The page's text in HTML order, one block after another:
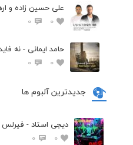
علی حسین زاده و
0
0
حامد ایمانی - نه
0
0
جدیدترین آلبوم ها
دیجی استاد - فیرلس
0
0